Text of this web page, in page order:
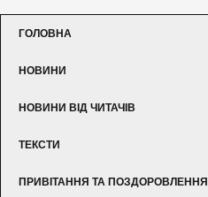
ГОЛОВНА
НОВИНИ
НОВИНИ ВІД ЧИТАЧІВ
ТЕКСТИ
ПРИВІТАННЯ ТА ПОЗДОРОВЛЕННЯ